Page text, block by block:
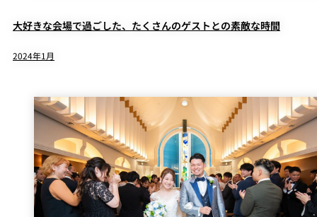
大好きな会場で過ごした、たくさんのゲストとの素敵な時間
2024年1月